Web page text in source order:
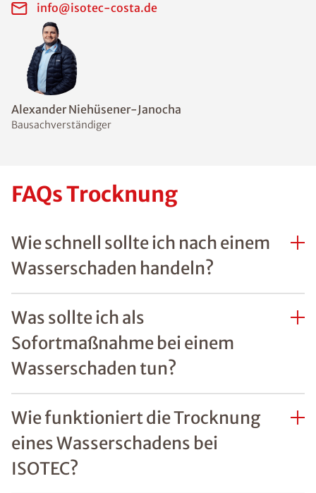
Alexander Niehüsener-Janocha
Bausachverständiger
info@isotec-costa.de
FAQs Trocknung
Wie schnell sollte ich nach einem
Wasserschaden handeln?
Was sollte ich als
Sofortmaßnahme bei einem
Wasserschaden tun?
Wie funktioniert die Trocknung
eines Wasserschadens bei
ISOTEC?